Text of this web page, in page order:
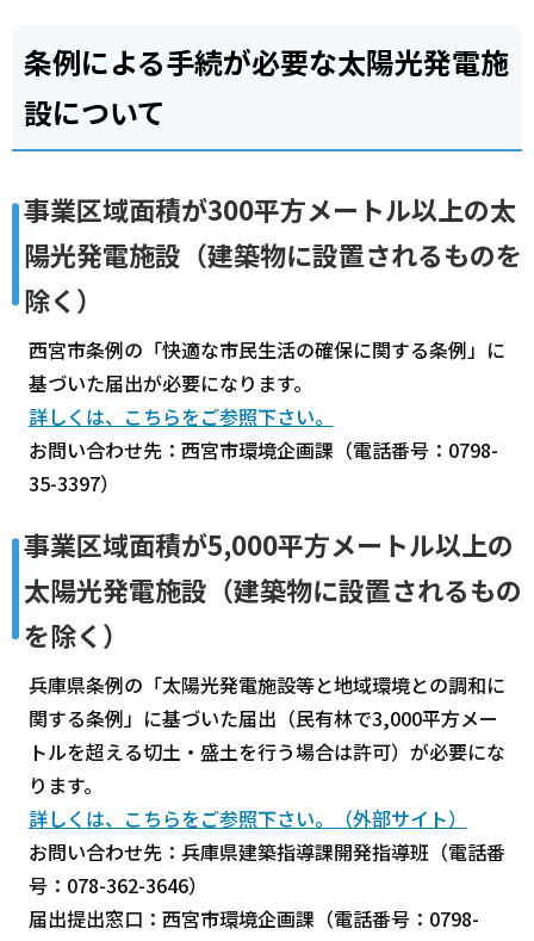
条例による手続が必要な太陽光発電施
設について
事業区域面積が300平方メートル以上の太
陽光発電施設（建築物に設置されるものを
除く）
西宮市条例の「快適な市民生活の確保に関する条例」に
基づいた届出が必要になります。
詳しくは、こちらをご参照下さい。
お問い合わせ先：西宮市環境企画課（電話番号：0798-
35-3397）
事業区域面積が5,000平方メートル以上の
太陽光発電施設（建築物に設置されるもの
を除く）
兵庫県条例の「太陽光発電施設等と地域環境との調和に
関する条例」に基づいた届出（民有林で3,000平方メー
トルを超える切土・盛土を行う場合は許可）が必要にな
ります。
詳しくは、こちらをご参照下さい。（外部サイト）
お問い合わせ先：兵庫県建築指導課開発指導班（電話番
号：078-362-3646）
届出提出窓口：西宮市環境企画課（電話番号：0798-